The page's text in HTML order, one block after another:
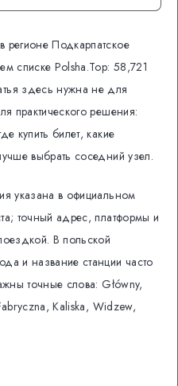
Подкарпатское
списке Polsha.Top: 58,721
здесь нужна не для
практического решения:
купить билет, какие
выбрать соседний узел.
указана в официальном
точный адрес, платформы и
В польской
и название станции часто
точные слова: Główny,
Kaliska, Widzew,